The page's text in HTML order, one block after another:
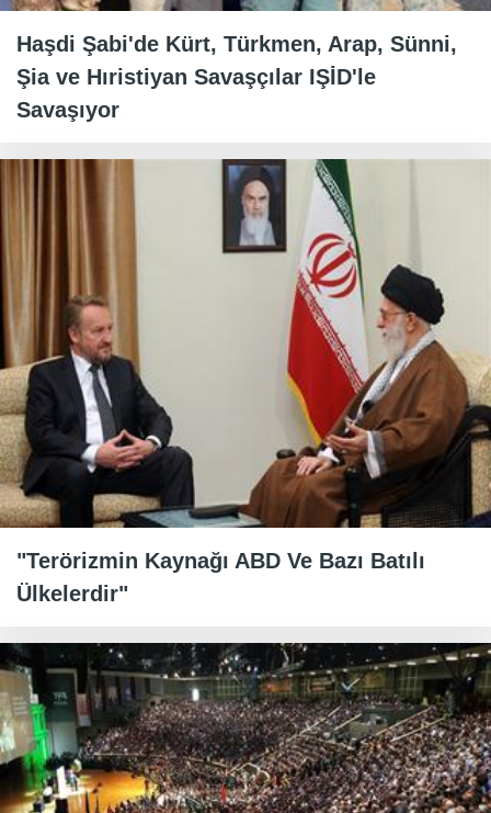
Haşdi Şabi'de Kürt, Türkmen, Arap, Sünni,
Şia ve Hıristiyan Savaşçılar IŞİD'le
Savaşıyor
"Terörizmin Kaynağı ABD Ve Bazı Batılı
Ülkelerdir"